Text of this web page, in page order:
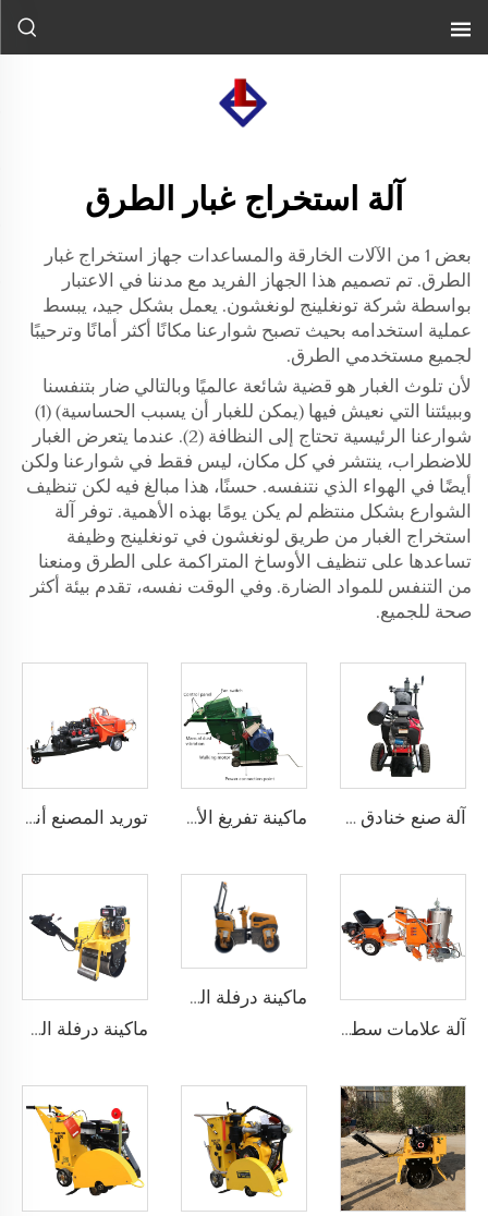
آلة استخراج غبار الطرق
بعض 1 من الآلات الخارقة والمساعدات جهاز استخراج غبار
الطرق. تم تصميم هذا الجهاز الفريد مع مدننا في الاعتبار
بواسطة شركة تونغلينج لونغشون. يعمل بشكل جيد، يبسط
عملية استخدامه بحيث تصبح شوارعنا مكانًا أكثر أمانًا وترحيبًا
لجميع مستخدمي الطرق.
لأن تلوث الغبار هو قضية شائعة عالميًا وبالتالي ضار بتنفسنا
وببيئتنا التي نعيش فيها (يمكن للغبار أن يسبب الحساسية) (1)
شوارعنا الرئيسية تحتاج إلى النظافة (2). عندما يتعرض الغبار
للاضطراب، ينتشر في كل مكان، ليس فقط في شوارعنا ولكن
أيضًا في الهواء الذي نتنفسه. حسنًا، هذا مبالغ فيه لكن تنظيف
الشوارع بشكل منتظم لم يكن يومًا بهذه الأهمية. توفر آلة
استخراج الغبار من طريق لونغشون في تونغلينج وظيفة
تساعدها على تنظيف الأوساخ المتراكمة على الطرق ومنعنا
من التنفس للمواد الضارة. وفي الوقت نفسه، تقدم بيئة أكثر
صحة للجميع.
آلة صنع خنادق الشقوق في مفاصل طرق الأسفلت، LS-200 ماكينة تفريغ الأرصفة الكهربائية ذاتية الحركة مع جمع الغبار توريد المصنع أنواع مختلفة من آلة إغلاق شقوق الأسفلت في إصلاح سطح الطريق، LS-500QY مع ضاغط هواء
آلة علامات سطح الطريق بالبلاستيك الحراري يدوية التشغيل لعلامات المرور بطرق مختلفة، LS-1360
ماكينة درفلة الطرق 3 أطنان ثنائية الجانب مع اهتزاز للأمام والخلف
ماكينة درفلة الطرق الثقيلة سعة 1.5 طن للبيع، معدات البناء الثقيلة ذات الوزن العالي